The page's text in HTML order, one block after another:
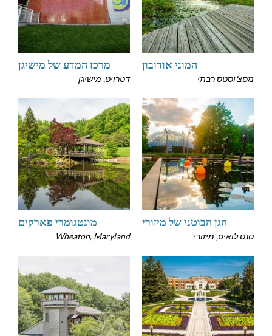
המוני אודובון
מסצ'וסטס רבתי
מרכז המדע של מישיגן
דטרויט, מישיגן
הגן הבוטני של מיזורי
סנט לואיס, מיזורי
מונטגומרי פארקים
Wheaton, Maryland